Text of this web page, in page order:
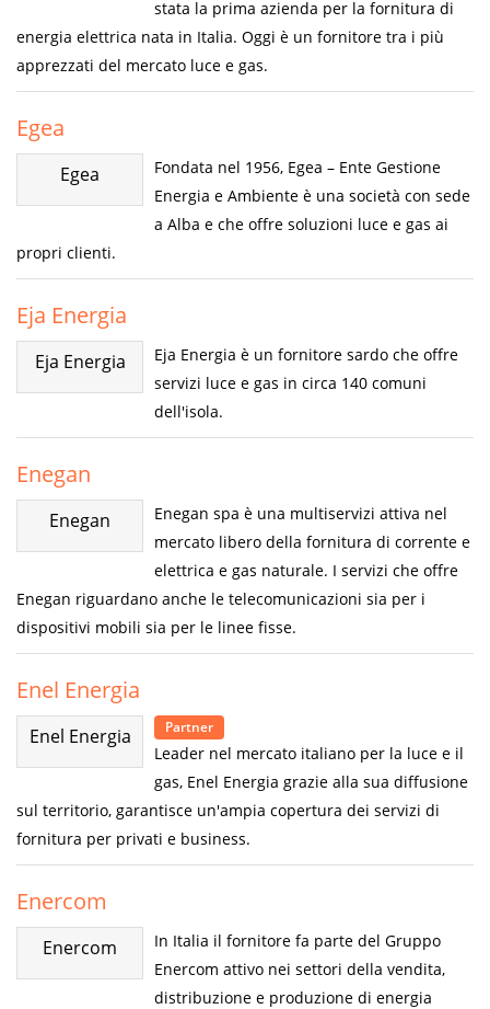
stata la prima azienda per la fornitura di
energia elettrica nata in Italia. Oggi è un fornitore tra i più
apprezzati del mercato luce e gas.
Egea
Egea
Fondata nel 1956, Egea – Ente Gestione
Energia e Ambiente è una società con sede
a Alba e che offre soluzioni luce e gas ai
propri clienti.
Eja Energia
Eja Energia
Eja Energia è un fornitore sardo che offre
servizi luce e gas in circa 140 comuni
dell'isola.
Enegan
Enegan
Enegan spa è una multiservizi attiva nel
mercato libero della fornitura di corrente e
elettrica e gas naturale. I servizi che offre
Enegan riguardano anche le telecomunicazioni sia per i
dispositivi mobili sia per le linee fisse.
Enel Energia
Partner
Enel Energia
Leader nel mercato italiano per la luce e il
gas, Enel Energia grazie alla sua diffusione
sul territorio, garantisce un'ampia copertura dei servizi di
fornitura per privati e business.
Enercom
Enercom
In Italia il fornitore fa parte del Gruppo
Enercom attivo nei settori della vendita,
distribuzione e produzione di energia